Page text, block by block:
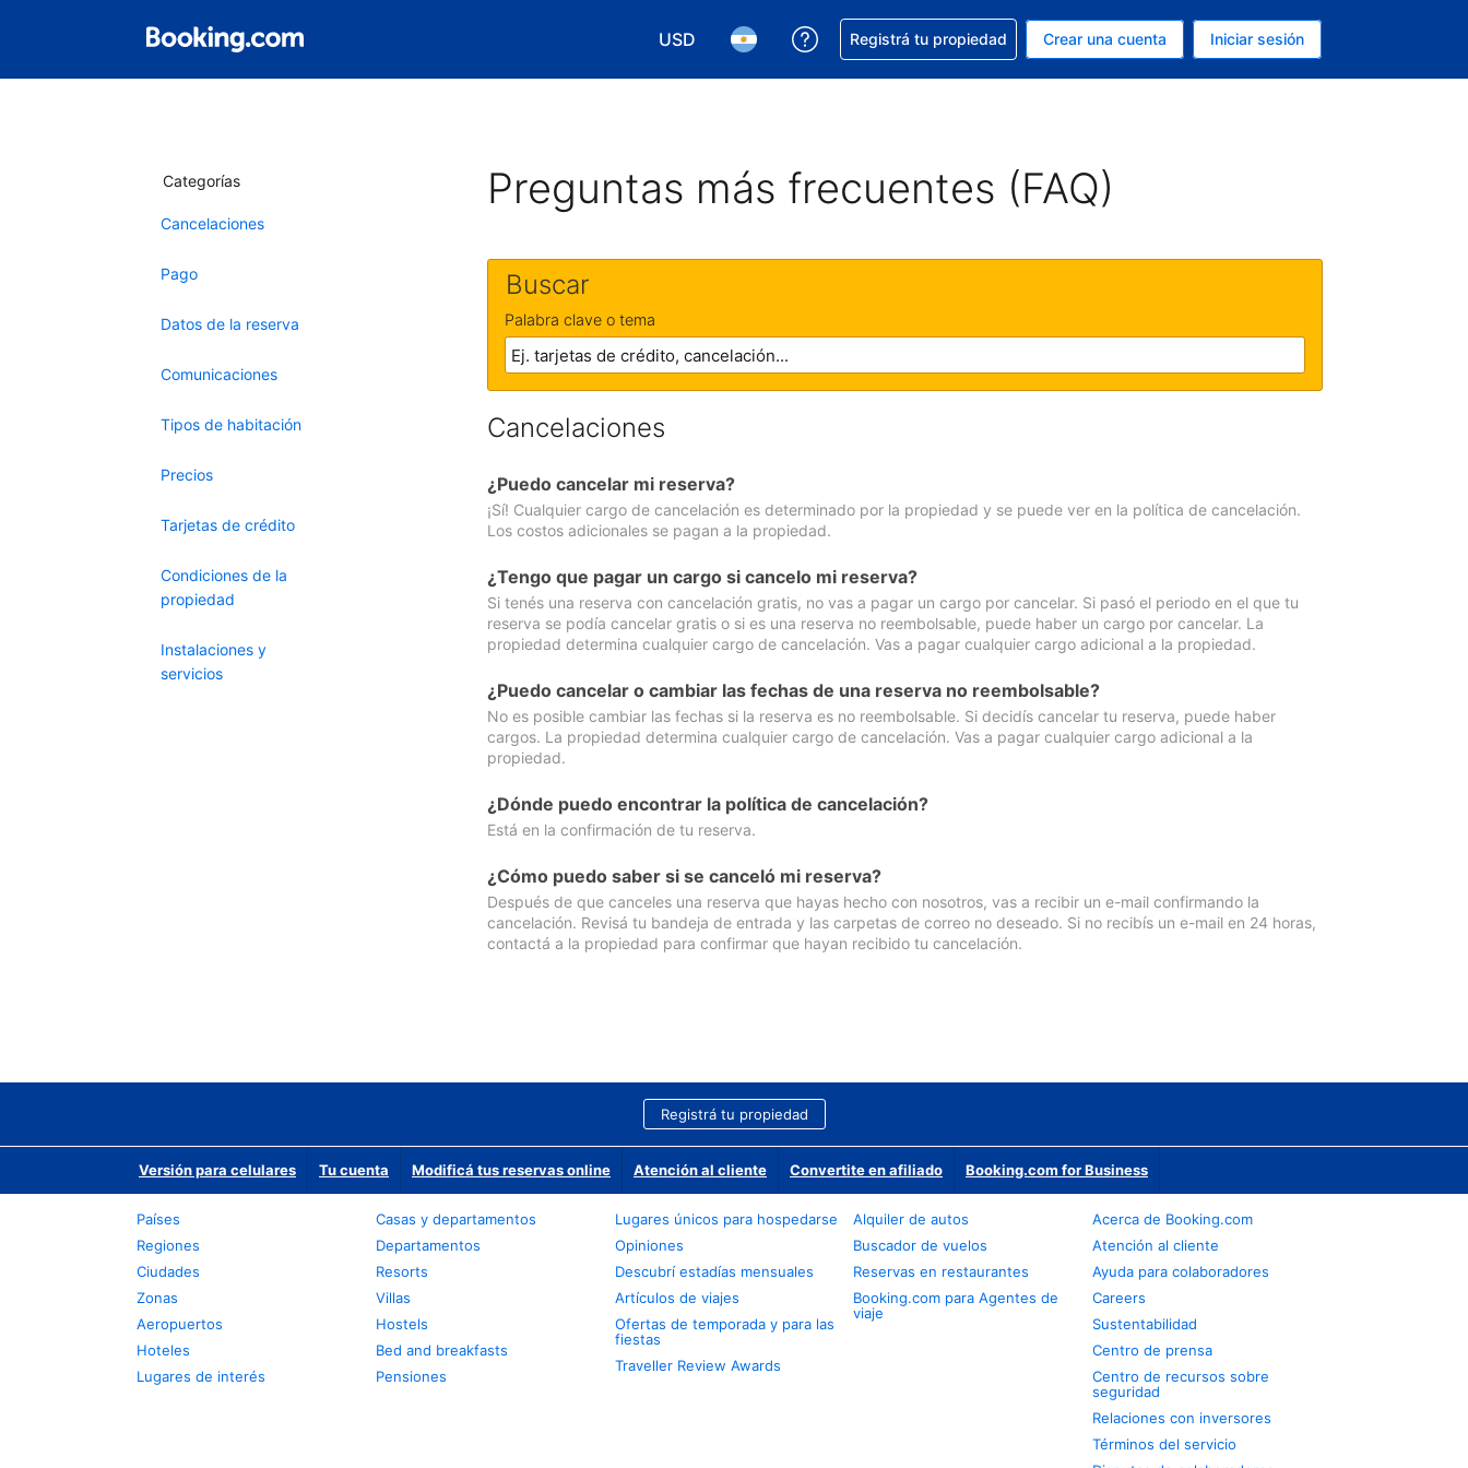
USD
Elegir la moneda. Tu moneda actual es Dólar de EEUU
Elegir el idioma. El idioma que estás usando es Español (Argentina)
Conseguí ayuda con tu reserva
Registrá tu propiedad Crear una cuenta Iniciar sesión
Categorías
Cancelaciones
Pago
Datos de la reserva
Comunicaciones
Tipos de habitación
Precios
Tarjetas de crédito
Condiciones de la
propiedad
Instalaciones y
servicios
Preguntas más frecuentes (FAQ)
Buscar
Palabra clave o tema
Cancelaciones
¿Puedo cancelar mi reserva?
¡Sí! Cualquier cargo de cancelación es determinado por la propiedad y se puede ver en la política de cancelación.
Los costos adicionales se pagan a la propiedad.
¿Tengo que pagar un cargo si cancelo mi reserva?
Si tenés una reserva con cancelación gratis, no vas a pagar un cargo por cancelar. Si pasó el periodo en el que tu
reserva se podía cancelar gratis o si es una reserva no reembolsable, puede haber un cargo por cancelar. La
propiedad determina cualquier cargo de cancelación. Vas a pagar cualquier cargo adicional a la propiedad.
¿Puedo cancelar o cambiar las fechas de una reserva no reembolsable?
No es posible cambiar las fechas si la reserva es no reembolsable. Si decidís cancelar tu reserva, puede haber
cargos. La propiedad determina cualquier cargo de cancelación. Vas a pagar cualquier cargo adicional a la
propiedad.
¿Dónde puedo encontrar la política de cancelación?
Está en la confirmación de tu reserva.
¿Cómo puedo saber si se canceló mi reserva?
Después de que canceles una reserva que hayas hecho con nosotros, vas a recibir un e-mail confirmando la
cancelación. Revisá tu bandeja de entrada y las carpetas de correo no deseado. Si no recibís un e-mail en 24 horas,
contactá a la propiedad para confirmar que hayan recibido tu cancelación.
Registrá tu propiedad
Versión para celulares Tu cuenta Modificá tus reservas online Atención al cliente Convertite en afiliado Booking.com for Business
Países
Regiones
Ciudades
Zonas
Aeropuertos
Hoteles
Lugares de interés
Casas y departamentos
Departamentos
Resorts
Villas
Hostels
Bed and breakfasts
Pensiones
Lugares únicos para hospedarse
Opiniones
Descubrí estadías mensuales
Artículos de viajes
Ofertas de temporada y para las
fiestas
Traveller Review Awards
Alquiler de autos
Buscador de vuelos
Reservas en restaurantes
Booking.com para Agentes de
viaje
Acerca de Booking.com
Atención al cliente
Ayuda para colaboradores
Careers
Sustentabilidad
Centro de prensa
Centro de recursos sobre
seguridad
Relaciones con inversores
Términos del servicio